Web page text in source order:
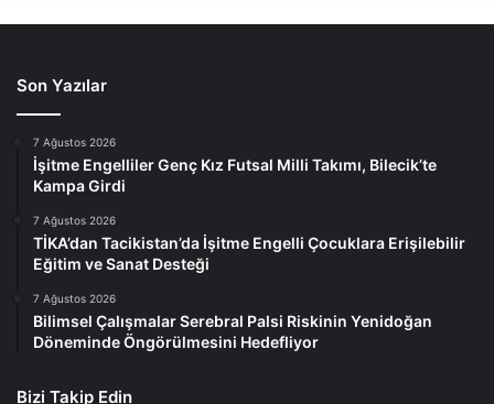
Son Yazılar
7 Ağustos 2026
İşitme Engelliler Genç Kız Futsal Milli Takımı, Bilecik’te
Kampa Girdi
7 Ağustos 2026
TİKA’dan Tacikistan’da İşitme Engelli Çocuklara Erişilebilir
Eğitim ve Sanat Desteği
7 Ağustos 2026
Bilimsel Çalışmalar Serebral Palsi Riskinin Yenidoğan
Döneminde Öngörülmesini Hedefliyor
Bizi Takip Edin